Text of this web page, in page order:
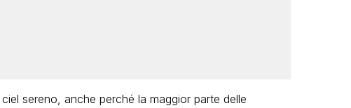
sereno, anche perché la maggior parte delle